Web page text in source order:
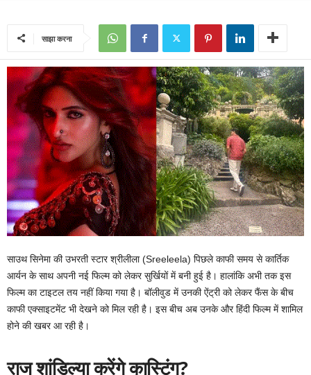
साझा करना
साउथ सिनेमा की उभरती स्टार श्रीलीला (Sreeleela) पिछले काफी समय से कार्तिक
आर्यन के साथ अपनी नई फिल्म को लेकर सुर्खियों में बनी हुई है। हालांकि अभी तक इस
फिल्म का टाइटल तय नहीं किया गया है। बॉलीवुड में उनकी ऐंट्री को लेकर फैंस के बीच
काफी एक्साइटमेंट भी देखने को मिल रही है। इस बीच अब उनके और हिंदी फिल्म में शामिल
होने की खबर आ रही है।
राज शांडिल्या करेंगे कास्टिंग?